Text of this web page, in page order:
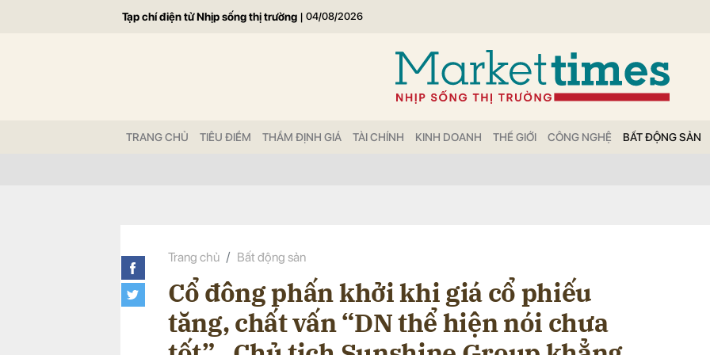
Tạp chí điện tử Nhịp sống thị trường | 04/08/2026
TRANG CHỦ TIÊU ĐIỂM THẨM ĐỊNH GIÁ TÀI CHÍNH KINH DOANH THẾ GIỚI CÔNG NGHỆ BẤT ĐỘNG SẢN
Trang chủ Bất động sản
Cổ đông phấn khởi khi giá cổ phiếu
tăng, chất vấn “DN thể hiện nói chưa
Gửi bình luận